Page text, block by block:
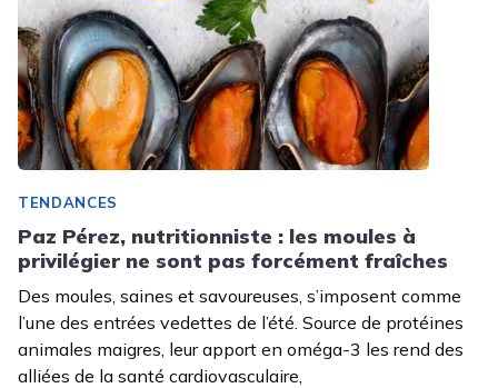
TENDANCES
Paz Pérez, nutritionniste : les moules à
privilégier ne sont pas forcément fraîches
Des moules, saines et savoureuses, s’imposent comme
l’une des entrées vedettes de l’été. Source de protéines
animales maigres, leur apport en oméga-3 les rend des
alliées de la santé cardiovasculaire,